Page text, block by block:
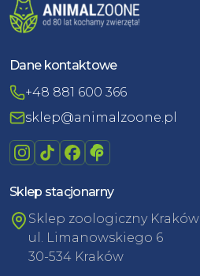
Dane kontaktowe
+48 881 600 366
sklep@animalzoone.pl
Sklep stacjonarny
Sklep zoologiczny Kraków
ul. Limanowskiego 6
30-534 Kraków